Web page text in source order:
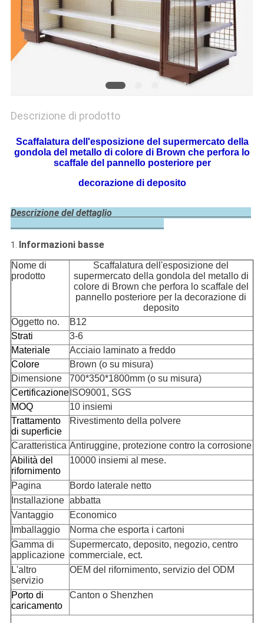
Descrizione di prodotto
Scaffalatura dell'esposizione del supermercato della
gondola del metallo di colore di Brown che perfora lo
scaffale del pannello posteriore per
decorazione di deposito
Descrizione del dettaglio
1. Informazioni basse
Nome di
prodotto
Scaffalatura dell'esposizione del
supermercato della gondola del metallo di
colore di Brown che perfora lo scaffale del
pannello posteriore per la decorazione di
deposito
Oggetto no.
B12
Strati
3-6
Materiale
Acciaio laminato a freddo
Colore
Brown (o su misura)
Dimensione
700*350*1800mm (o su misura)
Certificazione ISO9001, SGS
MOQ
10 insiemi
Trattamento
di superficie
Rivestimento della polvere
Caratteristica Antiruggine, protezione contro la corrosione
Abilità del
rifornimento
10000 insiemi al mese.
Pagina
Bordo laterale netto
Installazione abbatta
Vantaggio
Economico
Imballaggio
Norma che esporta i cartoni
Gamma di
applicazione
Supermercato, deposito, negozio, centro
commerciale, ect.
L'altro
servizio
OEM del rifornimento, servizio del ODM
Porto di
caricamento
Canton o Shenzhen